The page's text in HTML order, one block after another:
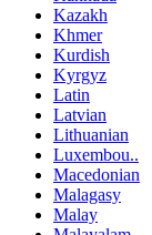
Kazakh
Khmer
Kurdish
Kyrgyz
Latin
Latvian
Lithuanian
Luxembou..
Macedonian
Malagasy
Malay